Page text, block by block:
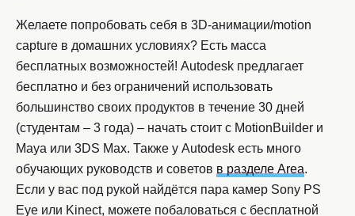
Желаете попробовать себя в 3D-анимации/motion
capture в домашних условиях? Есть масса
бесплатных возможностей! Autodesk предлагает
бесплатно и без ограничений использовать
большинство своих продуктов в течение 30 дней
(студентам – 3 года) – начать стоит с MotionBuilder и
Maya или 3DS Max. Также у Autodesk есть много
обучающих руководств и советов в разделе Area.
Если у вас под рукой найдётся пара камер Sony PS
Eye или Kinect, можете побаловаться с бесплатной